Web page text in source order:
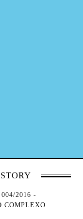
2016 -
COMPLEXO